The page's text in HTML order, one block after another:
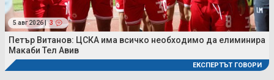
5 авг 2026 | 3
Петър Витанов: ЦСКА има всичко необходимо да елиминира
Макаби Тел Авив
ЕКСПЕРТЪТ ГОВОРИ